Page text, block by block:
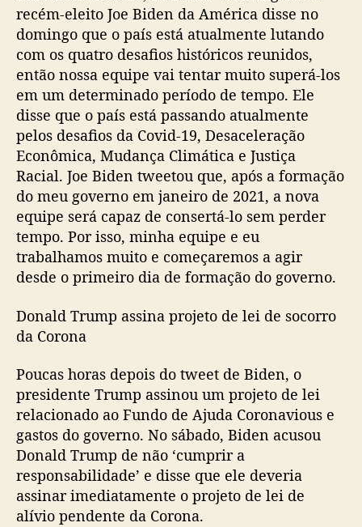
recém-eleito Joe Biden da América disse no
domingo que o país está atualmente lutando
com os quatro desafios históricos reunidos,
então nossa equipe vai tentar muito superá-los
em um determinado período de tempo. Ele
disse que o país está passando atualmente
pelos desafios da Covid-19, Desaceleração
Econômica, Mudança Climática e Justiça
Racial. Joe Biden tweetou que, após a formação
do meu governo em janeiro de 2021, a nova
equipe será capaz de consertá-lo sem perder
tempo. Por isso, minha equipe e eu
trabalhamos muito e começaremos a agir
desde o primeiro dia de formação do governo.
Donald Trump assina projeto de lei de socorro
da Corona
Poucas horas depois do tweet de Biden, o
presidente Trump assinou um projeto de lei
relacionado ao Fundo de Ajuda Coronavious e
gastos do governo. No sábado, Biden acusou
Donald Trump de não ‘cumprir a
responsabilidade’ e disse que ele deveria
assinar imediatamente o projeto de lei de
alívio pendente da Corona.